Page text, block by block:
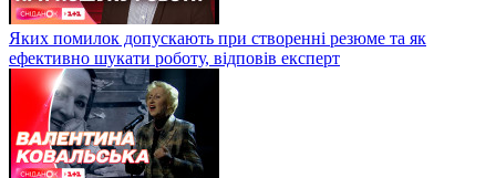
Яких помилок допускають при створенні резюме та як
ефективно шукати роботу, відповів експерт